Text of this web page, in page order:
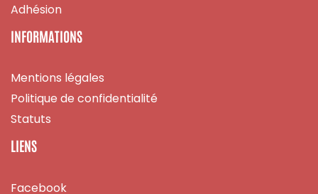
Adhésion
INFORMATIONS
Mentions légales
Politique de confidentialité
Statuts
LIENS
Facebook